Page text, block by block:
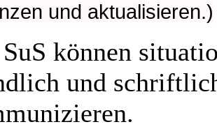
und aktualisieren.)
können
und